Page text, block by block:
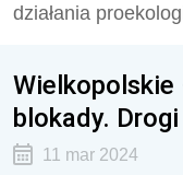
działania
blokady.
11 mar 2024